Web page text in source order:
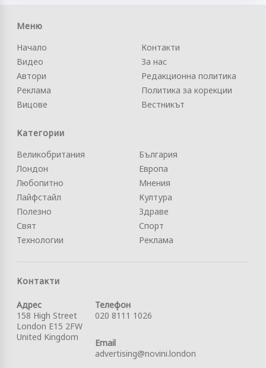
Меню
Начало
Видео
Автори
Реклама
Вицове
Контакти
За нас
Редакционна политика
Политика за корекции
Вестникът
Категории
Великобритания
Лондон
Любопитно
Лайфстайл
Полезно
Свят
Технологии
България
Европа
Мнения
Култура
Здраве
Спорт
Реклама
Контакти
Адрес
158 High Street
London E15 2FW
United Kingdom
Телефон
020 8111 1026
Email
advertising@novini.london